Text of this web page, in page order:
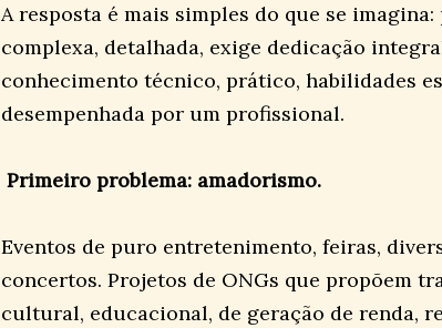
A resposta é mais simples do que se
complexa, detalhada, exige dedicação
conhecimento técnico, prático, habilidades
desempenhada por um profissional.
Primeiro problema: amadorismo.
Eventos de puro entretenimento, feiras,
concertos. Projetos de ONGs que propõem
cultural, educacional, de geração de renda,